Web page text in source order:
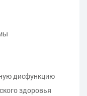
дисфункцию
здоровья